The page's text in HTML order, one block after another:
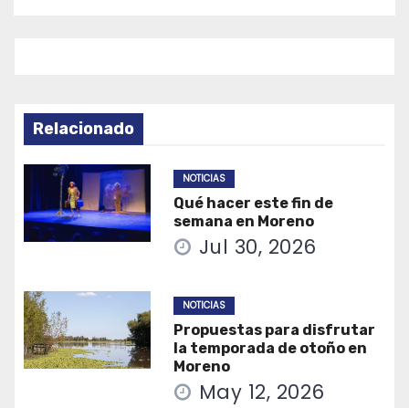
Relacionado
NOTICIAS
Qué hacer este fin de
semana en Moreno
Jul 30, 2026
NOTICIAS
Propuestas para disfrutar
la temporada de otoño en
Moreno
May 12, 2026